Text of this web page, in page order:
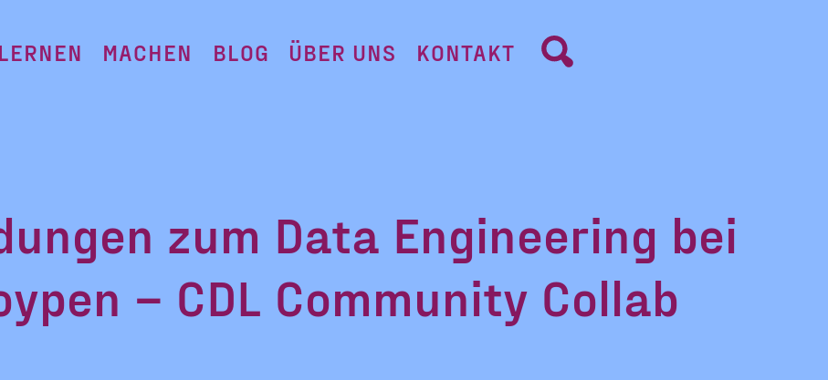
LERNEN MACHEN BLOG ÜBER UNS KONTAKT
zum Data Engineering bei
– CDL Community Collab